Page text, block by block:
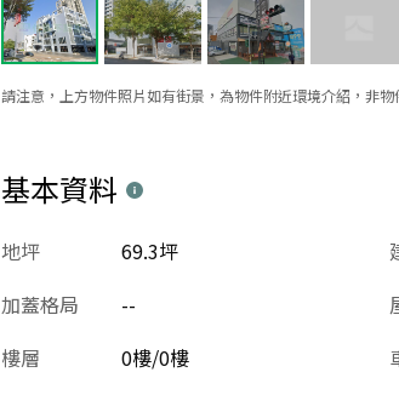
請注意，上方物件照片如有街景，為物件附近環境介紹，非物
基本資料
地坪 69.3坪
加蓋格局
--
樓層
0樓/0樓